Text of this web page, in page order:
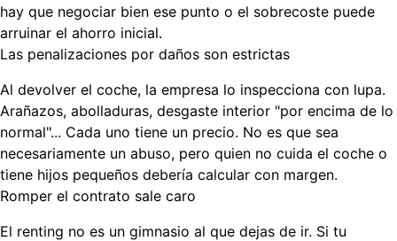
hay que negociar bien ese punto o el sobrecoste puede
arruinar el ahorro inicial.
Las penalizaciones por daños son estrictas
Al devolver el coche, la empresa lo inspecciona con lupa.
Arañazos, abolladuras, desgaste interior "por encima de lo
normal"... Cada uno tiene un precio. No es que sea
necesariamente un abuso, pero quien no cuida el coche o
tiene hijos pequeños debería calcular con margen.
Romper el contrato sale caro
El renting no es un gimnasio al que dejas de ir. Si tu